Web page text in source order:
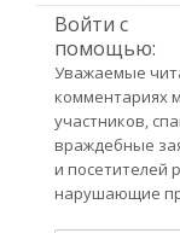
Войти с
помощью:
Уважаемые
комментариях
участников,
враждебные
и посетителей
нарушающие